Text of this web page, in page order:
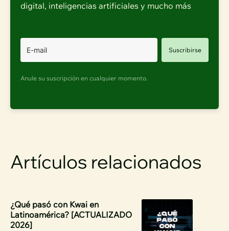
digital, inteligencias artificiales y mucho más
Suscribirse
Anule su suscripción en cualquier momento.
Artículos relacionados
¿Qué pasó con Kwai en
Latinoamérica? [ACTUALIZADO
2026]